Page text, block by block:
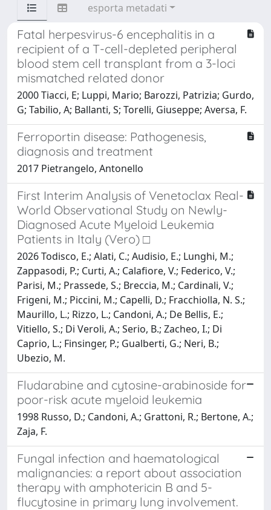
esporta metadati
Fatal herpesvirus-6 encephalitis in a
recipient of a T-cell-depleted peripheral
blood stem cell transplant from a 3-loci
mismatched related donor
2000 Tiacci, E; Luppi, Mario; Barozzi, Patrizia; Gurdo,
G; Tabilio, A; Ballanti, S; Torelli, Giuseppe; Aversa, F.
Ferroportin disease: Pathogenesis,
diagnosis and treatment
2017 Pietrangelo, Antonello
First Interim Analysis of Venetoclax Real-
World Observational Study on Newly-
Diagnosed Acute Myeloid Leukemia
Patients in Italy (Vero) □
2026 Todisco, E.; Alati, C.; Audisio, E.; Lunghi, M.;
Zappasodi, P.; Curti, A.; Calafiore, V.; Federico, V.;
Parisi, M.; Prassede, S.; Breccia, M.; Cardinali, V.;
Frigeni, M.; Piccini, M.; Capelli, D.; Fracchiolla, N. S.;
Maurillo, L.; Rizzo, L.; Candoni, A.; De Bellis, E.;
Vitiello, S.; Di Veroli, A.; Serio, B.; Zacheo, I.; Di
Caprio, L.; Finsinger, P.; Gualberti, G.; Neri, B.;
Ubezio, M.
Fludarabine and cytosine-arabinoside for
poor-risk acute myeloid leukemia
1998 Russo, D.; Candoni, A.; Grattoni, R.; Bertone, A.;
Zaja, F.
Fungal infection and haematological
malignancies: a report about association
therapy with amphotericin B and 5-
flucytosine in primary lung involvement.